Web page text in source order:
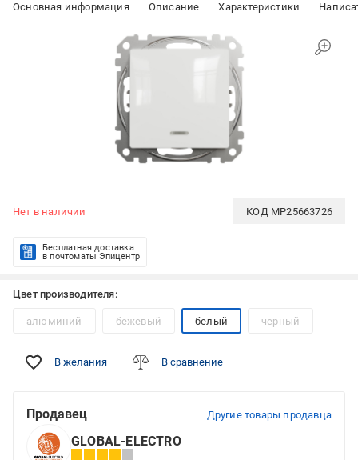
Основная информация Описание Характеристики
Нет в наличии КОД MP25663726
Бесплатная доставка
в почтоматы Эпицентр
Цвет производителя:
алюминий бежевый белый черный
В желания В сравнение
Продавец Другие товары продавца
GLOBAL-ELECTRO